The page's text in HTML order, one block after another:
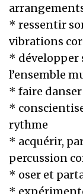
* ressentir
vibrations
* développer
l’ensemble
* faire
*
rythme
* acquérir,
percussion
* oser et
*